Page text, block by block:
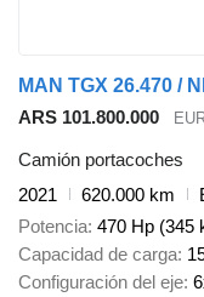
MAN TGX 26.470 /
ARS 101.800.000
Camión portacoches
2021
620.000 km
Potencia 470 Hp (345
Capacidad de carga
Configuración del eje